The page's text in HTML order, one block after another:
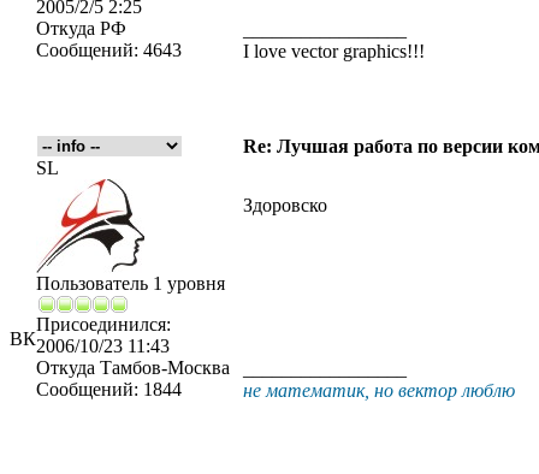
ВК
2005/2/5 2:25
Откуда РФ
Сообщений: 4643
I love vector graphics!!!
Re: Лучшая работа по версии
SL
Пользователь 1 уровня
Присоединился:
2006/10/23 11:43
Откуда Тамбов-Москва
Сообщений: 1844
Здоровско
не математик, но вектор люблю